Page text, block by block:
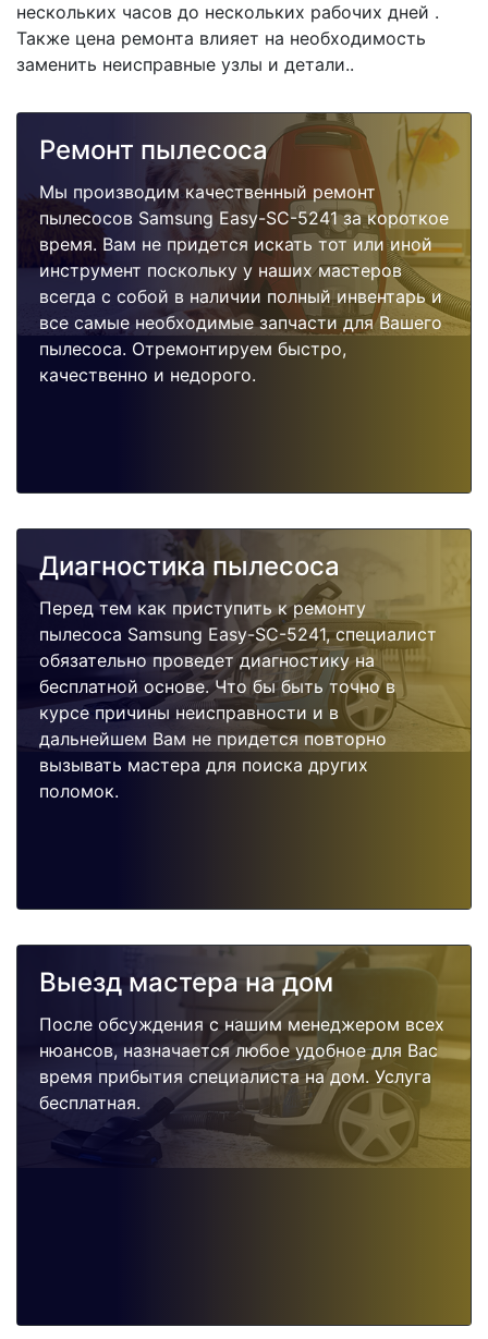
нескольких часов до нескольких рабочих дней .
Также цена ремонта влияет на необходимость
заменить неисправные узлы и детали..
Ремонт пылесоса
Мы производим качественный ремонт
пылесосов Samsung Easy-SC-5241 за короткое
время. Вам не придется искать тот или иной
инструмент поскольку у наших мастеров
всегда с собой в наличии полный инвентарь и
все самые необходимые запчасти для Вашего
пылесоса. Отремонтируем быстро,
качественно и недорого.
Диагностика пылесоса
Перед тем как приступить к ремонту
пылесоса Samsung Easy-SC-5241, специалист
обязательно проведет диагностику на
бесплатной основе. Что бы быть точно в
курсе причины неисправности и в
дальнейшем Вам не придется повторно
вызывать мастера для поиска других
поломок.
Выезд мастера на дом
После обсуждения с нашим менеджером всех
нюансов, назначается любое удобное для Вас
время прибытия специалиста на дом. Услуга
бесплатная.